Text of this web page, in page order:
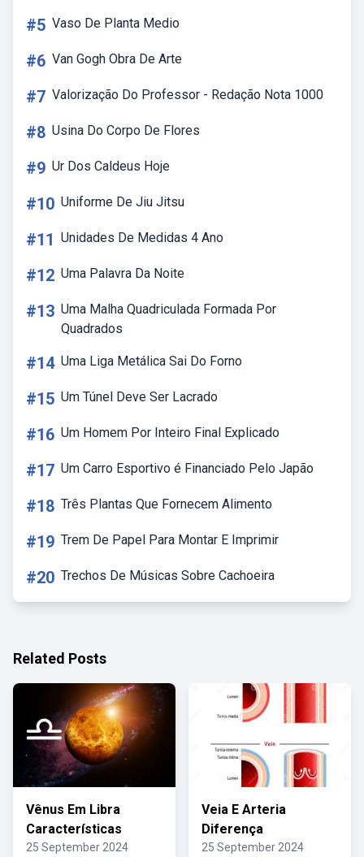
#5 Vaso De Planta Medio
#6 Van Gogh Obra De Arte
#7 Valorização Do Professor - Redação Nota 1000
#8 Usina Do Corpo De Flores
#9 Ur Dos Caldeus Hoje
#10 Uniforme De Jiu Jitsu
#11 Unidades De Medidas 4 Ano
#12 Uma Palavra Da Noite
#13 Uma Malha Quadriculada Formada Por
Quadrados
#14 Uma Liga Metálica Sai Do Forno
#15 Um Túnel Deve Ser Lacrado
#16 Um Homem Por Inteiro Final Explicado
#17 Um Carro Esportivo é Financiado Pelo Japão
#18 Três Plantas Que Fornecem Alimento
#19 Trem De Papel Para Montar E Imprimir
#20 Trechos De Músicas Sobre Cachoeira
Related Posts
Vênus Em Libra
Características
25 September 2024
Veia E Arteria
Diferença
25 September 2024